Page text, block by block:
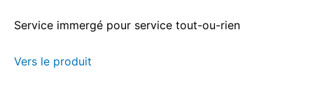
Service immergé pour service tout-ou-rien
Vers le produit